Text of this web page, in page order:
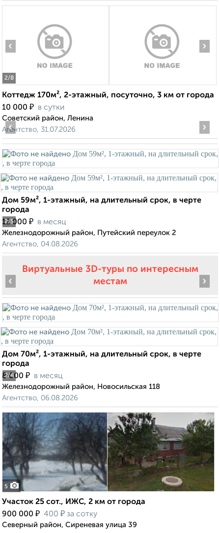
2/8
‹ ›
Коттедж 170м², 2-этажный, посуточно, 3 км от города
10 000 ₽ в сутки
Советский район, Ленина
Агентство, 31.07.2026
2/5
‹ ›
Дом 59м², 1-этажный, на длительный срок, в черте
города
12 000 ₽ в месяц
Железнодорожный район, Путейский переулок 2
Агентство, 04.08.2026
Виртуальные 3D-туры по интересным
местам
2/4
‹ ›
Дом 70м², 1-этажный, на длительный срок, в черте
города
8 000 ₽ в месяц
Железнодорожный район, Новосильская 118
Агентство, 06.08.2026
5
Участок 25 сот., ИЖС, 2 км от города
900 000 ₽ 400 ₽ за сотку
Северный район, Сиреневая улица 39